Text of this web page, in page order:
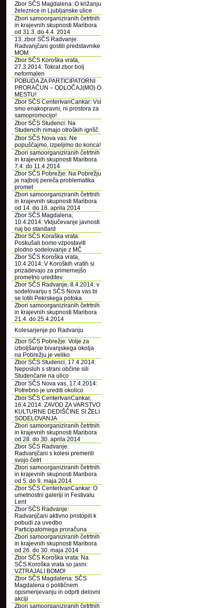
Zbor SČS Magdalena: O križanju
železnice in Ljubljanske ulice
Zbori samoorganiziranih četrtnih
in krajevnih skupnosti Maribora
od 31.3. do 4.4. 2014
13. zbor SČS Radvanje:
Radvanjčani gostili predstavnike
MOM
Zbor SČS Koroška vrata,
27.3.2014: Tokrat zbor bolj
neformalen
POBUDA ZA PARTICIPATORNI
PRORAČUN – ODLOČAJ(MO) O
MESTU!
Zbor SČS CenterIvanCankar: Vsi
smo enakopravni, ni prostora za
samopromocijo!
Zbor SČS Studenci: Na
Studencih nimajo otroških igrišč
Zbor SČS Nova vas: Ne
popuščajmo, izpeljimo do konca!
Zbori samoorganiziranih četrtnih
in krajevnih skupnosti Maribora
7.4. do 11.4.2014
Zbor SČS Pobrežje: Na Pobrežju
je najbolj pereča problematika
promet
Zbori samoorganiziranih četrtnih
in krajevnih skupnosti Maribora
od 14. do 18. aprila 2014
Zbor SČS Magdalena,
10.4.2014: Vključevanje javnosti
naj bo standard
Zbor SČS Koraška vrata:
Poskušali bomo vzpostaviti
plodno sodelovanje z MČ
Zbor SČS Koroška vrata,
10.4.2014: V Koroških vratih si
prizadevajo za primernejšo
prometno ureditev
Zbor SČS Radvanje, 8.4.2014: v
sodelovanju s SČS Nova vas bi
se lotili Pekrskega potoka
Zbori samoorganiziranih četrtnih
in krajevnih skupnosti Maribora
21.4. do 25.4.2014
Kolesarjenje po Radvanju
Zbor SČS Pobrežje: Volje za
izboljšanje bivanjskega okolja
na Pobrežju je veliko
Zbor SČS Studenci, 17.4.2014:
Neposluh s strani občine sili
Studenčane na ulico
Zbor SČS Nova vas, 17.4.2014:
Potrebno je urediti okolico
Zbor SČS CenterIvanCankar,
16.4.2014: ZAVOD ZA VARSTVO
KULTURNE DEDIŠČINE SI ŽELI
SODELOVANJA
Zbori samoorganiziranih četrtnih
in krajevnih skupnosti Maribora
od 28. do 30. aprila 2014
Zbor SČS Radvanje:
Radvanjčani s kolesi premerili
svojo četrt
Zbori samoorganiziranih četrtnih
in krajevnih skupnosti Maribora
od 5. do 9. maja 2014
Zbor SČS CenterIvanCankar: O
umetnostni galeriji in Festivalu
Lent
Zbor SČS Radvanje:
Radvanjčani aktivno pristopili k
pobudi za uvedbo
Participatornega proračuna
Zbori samoorganiziranih četrtnih
in krajevnih skupnosti Maribora
od 26. do 30. maja 2014
Zbor SČS Koroška vrata: Na
SČS Koroška vrata so jasni:
VZTRAJALI BOMO!
Zbor SČS Magdalena: SČS
Magdalena o političnem
opismenjevanju in odprti delovni
akciji
Zbori samoorganiziranih četrtnih